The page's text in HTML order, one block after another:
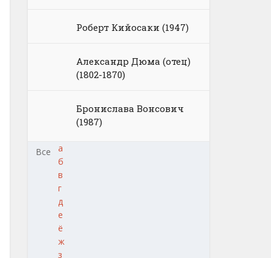
Роберт Кийосаки (1947)
Александр Дюма (отец)
(1802-1870)
Бронислава Вонсович
(1987)
Все
а
б
в
г
д
е
ё
ж
з